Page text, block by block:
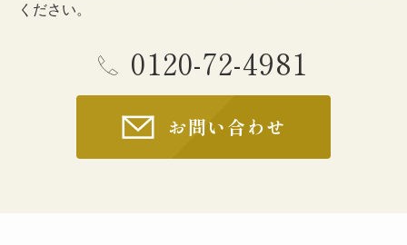
ください。
0120-72-4981
お問い合わせ